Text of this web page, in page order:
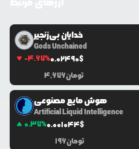
خدایان بی‌زنجیر
Gods Unchained
-4.67%0.02490$
4,676تومان
هوش مایع مصنوعی
Artificial Liquid Intelligence
0.37%0.001044$
196تومان